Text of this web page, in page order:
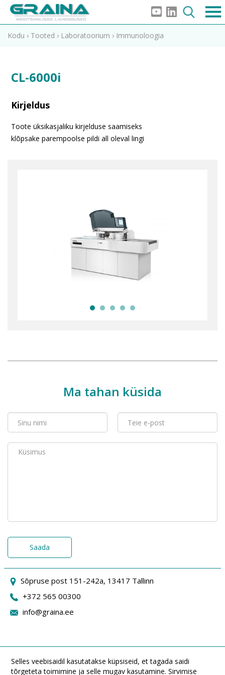
Kodu › Tooted › Laboratoorium › Immunoloogia
CL-6000i
Kirjeldus
Toote üksikasjaliku kirjelduse saamiseks
klõpsake parempoolse pildi all oleval lingi
Ma tahan küsida
Saada
Sõpruse post 151-242a, 13417 Tallinn
+372 565 00300
info@graina.ee
Selles veebisaidil kasutatakse küpsiseid, et tagada saidi
tõrgeteta toimimine ja selle mugav kasutamine. Sirvimise